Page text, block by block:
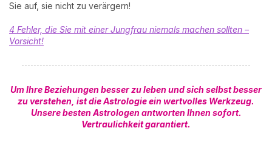
Sie auf, sie nicht zu verärgern!
4 Fehler, die Sie mit einer Jungfrau niemals machen sollten –
Vorsicht!
Um Ihre Beziehungen besser zu leben und sich selbst besser
zu verstehen, ist die Astrologie ein wertvolles Werkzeug.
Unsere besten Astrologen antworten Ihnen sofort.
Vertraulichkeit garantiert.